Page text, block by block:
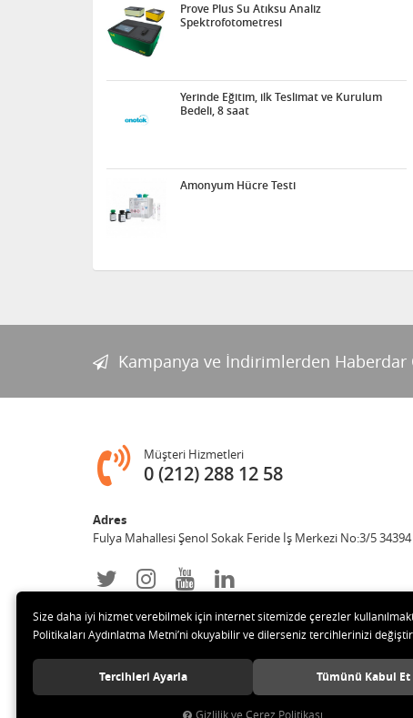
Prove Plus Su Atıksu Analiz
Spektrofotometresi
Yerinde Eğitim, ilk Teslimat ve Kurulum
Bedeli, 8 saat
Amonyum Hücre Testi
Kampanya ve İndirimlerden Haberdar
Müşteri Hizmetleri
0 (212) 288 12 58
Adres
Fulya Mahallesi Şenol Sokak Feride İş Merkezi No:3/5
© 2019 Enotek Mühendislik ve Danışmalık Hizm. San. ve Tic.
Size daha iyi hizmet verebilmek için internet sitemizde çerezler
Politikaları Aydınlatma Metni’ni okuyabilir ve dilerseniz tercihlerinizi
Tercihleri Ayarla Tümünü Kabul Et
Gizlilik ve Çerez Politikası